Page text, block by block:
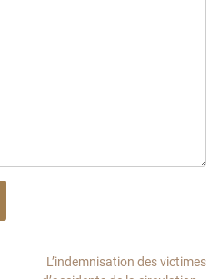
L’indemnisation des victimes